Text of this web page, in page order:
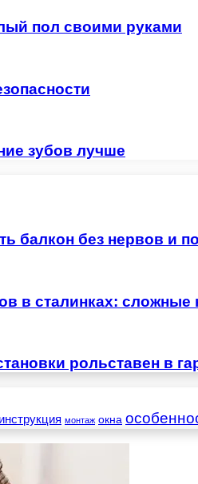
пол своими руками
зубов лучше
балкон без нервов и
в сталинках:
рольставен в
инструкция монтаж окна